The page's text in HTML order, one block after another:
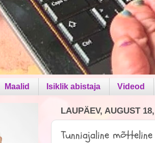
Maalid Isiklik abistaja Videod
LAUPÄEV, AUGUST
Tunniajaline